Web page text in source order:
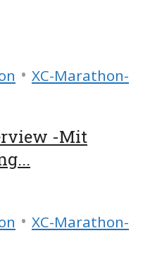
• XC-Marathon-
-Mit
• XC-Marathon-